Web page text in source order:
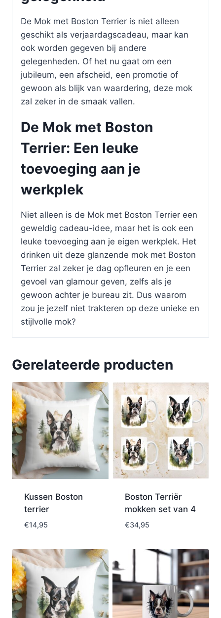
De Mok met Boston Terrier is niet alleen
geschikt als verjaardagscadeau, maar kan
ook worden gegeven bij andere
gelegenheden. Of het nu gaat om een
jubileum, een afscheid, een promotie of
gewoon als blijk van waardering, deze mok
zal zeker in de smaak vallen.
De Mok met Boston
Terrier: Een leuke
toevoeging aan je
werkplek
Niet alleen is de Mok met Boston Terrier een
geweldig cadeau-idee, maar het is ook een
leuke toevoeging aan je eigen werkplek. Het
drinken uit deze glanzende mok met Boston
Terrier zal zeker je dag opfleuren en je een
gevoel van glamour geven, zelfs als je
gewoon achter je bureau zit. Dus waarom
zou je jezelf niet trakteren op deze unieke en
stijlvolle mok?
Gerelateerde producten
Kussen Boston
terrier
€14,95
Boston Terriër
mokken set van 4
€34,95